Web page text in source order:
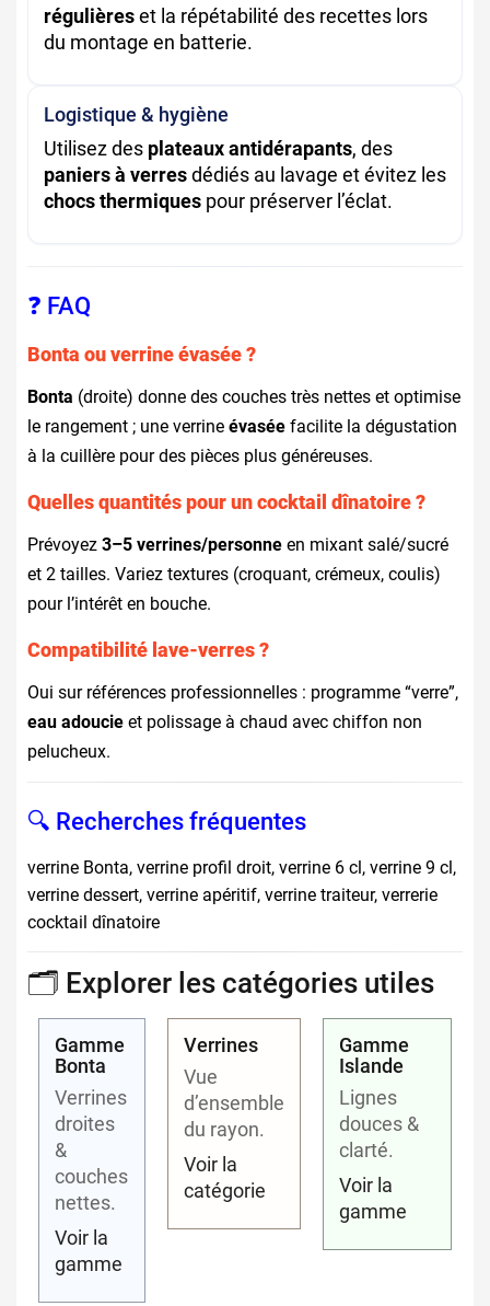
régulièreset la répétabilité des recettes lors
du montage en batterie.
Logistique & hygiène
Utilisez des plateaux antidérapants, des
paniers à verresdédiés au lavage et évitez les
chocs thermiques pour préserver l’éclat.
❓ FAQ
Bonta ou verrine évasée ?
Bonta (droite) donne des couches très nettes et optimise
le rangement ; une verrine évasée facilite la dégustation
à la cuillère pour des pièces plus généreuses.
Quelles quantités pour un cocktail dînatoire ?
Prévoyez 3–5 verrines/personne en mixant salé/sucré
et 2 tailles. Variez textures (croquant, crémeux, coulis)
pour l’intérêt en bouche.
Compatibilité lave-verres ?
Oui sur références professionnelles : programme “verre”,
eau adoucie et polissage à chaud avec chiffon non
pelucheux.
🔍 Recherches fréquentes
verrine Bonta, verrine profil droit, verrine 6 cl, verrine 9 cl,
verrine dessert, verrine apéritif, verrine traiteur, verrerie
cocktail dînatoire
🗂️ Explorer les catégories utiles
Gamme
Bonta
Verrines
droites
&
couches
nettes.
Voir la
gamme
Verrines
Vue
d’ensemble
du rayon.
Voir la
catégorie
Gamme
Islande
Lignes
douces &
clarté.
Voir la
gamme